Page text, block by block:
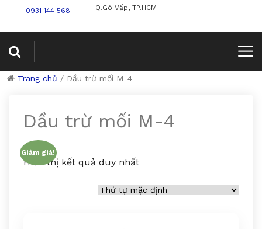
0931 144 568
Q.Gò Vấp, TP.HCM
Trang chủ / Dầu trừ mối M-4
Dầu trừ mối M-4
Hiển thị kết quả duy nhất
Giảm giá!